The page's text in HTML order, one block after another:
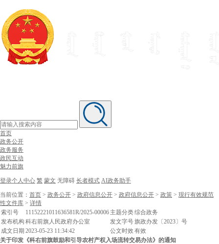
首页
政务公开
政务服务
政民互动
魅力前旗
登录个人中心 繁 蒙文 无障碍 长者模式 AI政务助手
当前位置： 首页 > 政务公开 > 政府信息公开 > 政府信息公开 > 政策 > 现行有效规范
性文件库 > 详情
索引号
11152221011636581R/2025-00006 主题分类综合政务
发布机构 科右前旗人民政府办公室 发文字号旗政办发〔2023〕号
成文日期 2023-05-23 11:34:42 公文时效 有效
关于印发《科右前旗鼓励和引导农村产权入场流转交易办法》的通知